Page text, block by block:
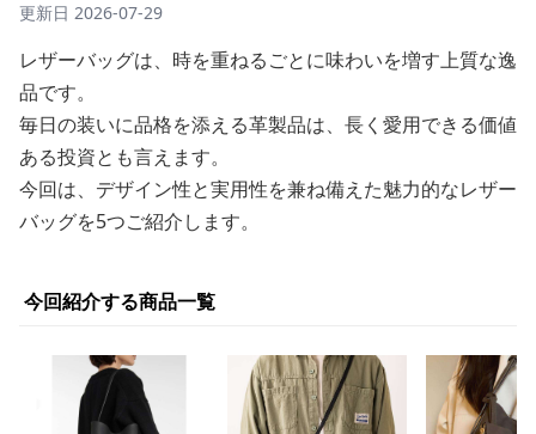
更新日 2026-07-29
レザーバッグは、時を重ねるごとに味わいを増す上質な逸
品です。
毎日の装いに品格を添える革製品は、長く愛用できる価値
ある投資とも言えます。
今回は、デザイン性と実用性を兼ね備えた魅力的なレザー
バッグを5つご紹介します。
今回紹介する商品一覧